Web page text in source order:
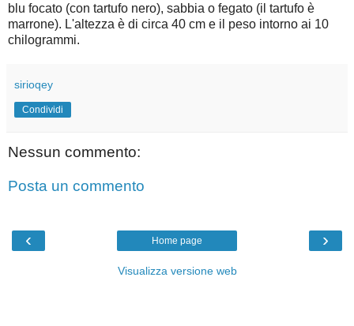
blu focato (con tartufo nero), sabbia o fegato (il tartufo è
marrone). L'altezza è di circa 40 cm e il peso intorno ai 10
chilogrammi.
sirioqey
Condividi
Nessun commento:
Posta un commento
‹ ›
Home page
Visualizza versione web